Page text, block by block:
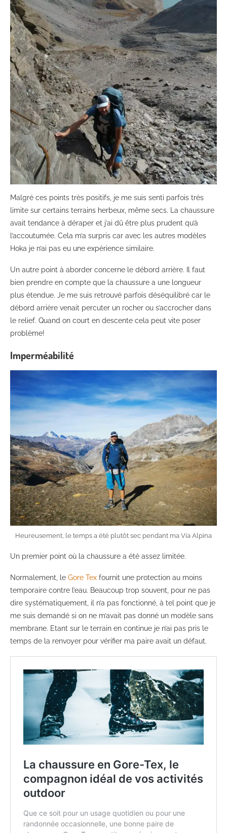
Malgré ces points très positifs, je me suis senti parfois très
limite sur certains terrains herbeux, même secs. La chaussure
avait tendance à déraper et j’ai dû être plus prudent qu’à
l’accoutumée. Cela m’a surpris car avec les autres modèles
Hoka je n’ai pas eu une expérience similaire.
Un autre point à aborder concerne le débord arrière. Il faut
bien prendre en compte que la chaussure a une longueur
plus étendue. Je me suis retrouvé parfois déséquilibré car le
débord arrière venait percuter un rocher ou s’accrocher dans
le relief. Quand on court en descente cela peut vite poser
problème!
Imperméabilité
Heureusement, le temps a été plutôt sec pendant ma Via Alpina
Un premier point où la chaussure a été assez limitée.
Normalement, le Gore Tex fournit une protection au moins
temporaire contre l’eau. Beaucoup trop souvent, pour ne pas
dire systématiquement, il n’a pas fonctionné, à tel point que je
me suis demandé si on ne m’avait pas donné un modèle sans
membrane. Etant sur le terrain en continue je n’ai pas pris le
temps de la renvoyer pour vérifier ma paire avait un défaut.